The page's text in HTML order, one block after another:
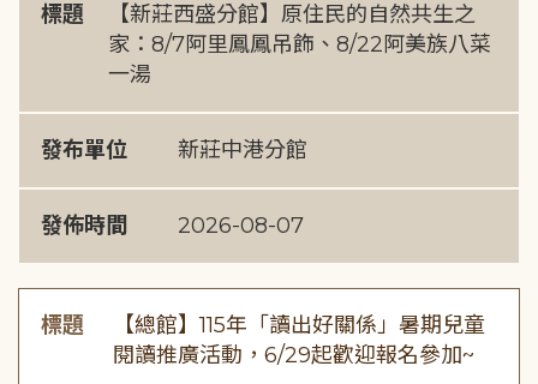
標題
【新莊西盛分館】原住民的自然共生之
家：8/7阿里鳳鳳吊飾、8/22阿美族八菜
一湯
發布單位 新莊中港分館
發佈時間 2026-08-07
標題
【總館】115年「讀出好關係」暑期兒童
閱讀推廣活動，6/29起歡迎報名參加~